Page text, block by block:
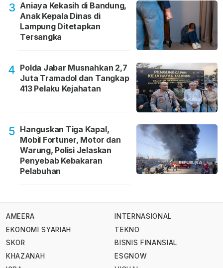
3 Aniaya Kekasih di Bandung,
Anak Kepala Dinas di
Lampung Ditetapkan
Tersangka
4 Polda Jabar Musnahkan 2,7
Juta Tramadol dan Tangkap
413 Pelaku Kejahatan
5 Hanguskan Tiga Kapal,
Mobil Fortuner, Motor dan
Warung, Polisi Jelaskan
Penyebab Kebakaran
Pelabuhan
AMEERA
EKONOMI SYARIAH
SKOR
KHAZANAH
INTERNASIONAL
TEKNO
BISNIS FINANSIAL
ESGNOW